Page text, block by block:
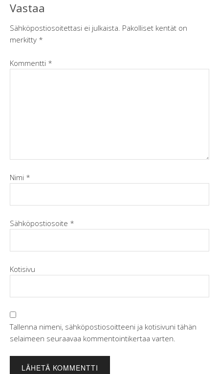
o
k
Vastaa
Sähköpostiosoitettasi ei julkaista. Pakolliset kentät on
merkitty *
Kommentti *
Nimi *
Sähköpostiosoite *
Kotisivu
Tallenna nimeni, sähköpostiosoitteeni ja kotisivuni tähän
selaimeen seuraavaa kommentointikertaa varten.